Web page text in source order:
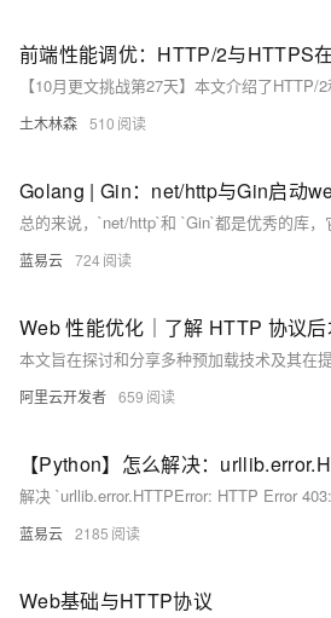
前端性能调优：HTTP/2与HTTPS
土木林森 510
Golang | Gin：net/http与Gin启动
蓝易云 724
阿里云开发者 659
蓝易云 2185
Web基础与HTTP协议